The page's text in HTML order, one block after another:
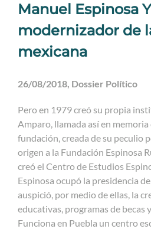
Manuel Espinosa
modernizador de
mexicana
26/08/2018, Dossier Político
Pero en 1979 creó su propia
Amparo, llamada así en memoria
fundación, creada de su peculio
origen a la Fundación Espinosa
creó el Centro de Estudios
Espinosa ocupó la presidencia
auspició, por medio de ellas, la
educativas, programas de becas
Funciona en Puebla un centro